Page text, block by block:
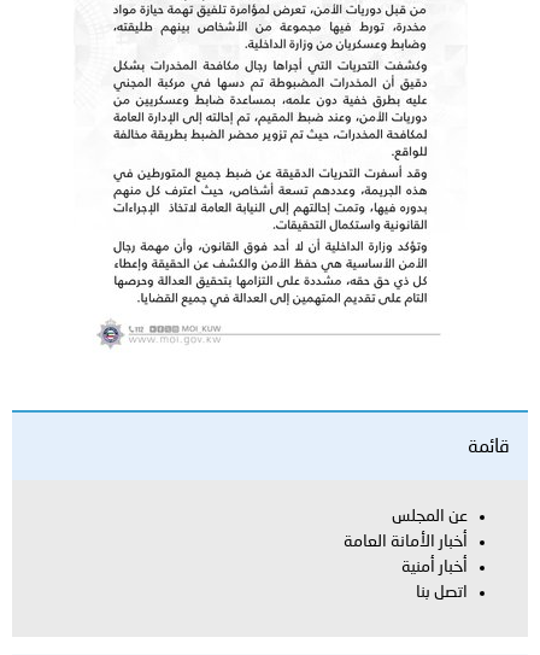
قائمة
عن المجلس
أخبار الأمانة العامة
أخبار أمنية
اتصل بنا